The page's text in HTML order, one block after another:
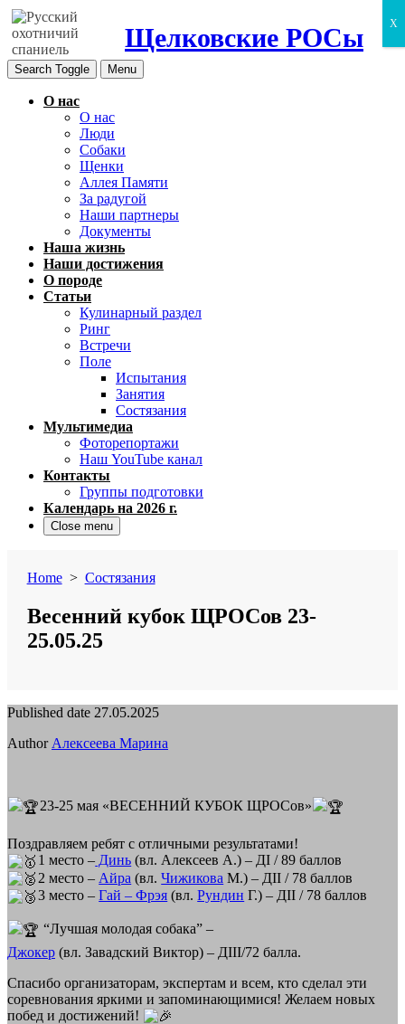
Щелковские РОСы
Search Toggle Menu
О нас
О нас
Люди
Собаки
Щенки
Аллея Памяти
За радугой
Наши партнеры
Документы
Наша жизнь
Наши достижения
О породе
Статьи
Кулинарный раздел
Ринг
Встречи
Поле
Испытания
Занятия
Состязания
Мультимедиа
Фоторепортажи
Наш YouTube канал
Контакты
Группы подготовки
Календарь на 2026 г.
Close menu
Home> Состязания
Весенний кубок ЩРОСов 23-
25.05.25
Published date 27.05.2025
Author Алексеева Марина
23-25 мая «ВЕСЕННИЙ КУБОК ЩРОСов»
Поздравляем ребят с отличными результатами!
1 место – Динь (вл. Алексеев А.) – ДI / 89 баллов
2 место – Айра (вл.Чижикова М.) – ДII / 78 баллов
3 место –Гай – Фрэя (вл.Рундин Г.) – ДII / 78 баллов
“Лучшая молодая собака” –
Джокер (вл. Завадский Виктор) – ДIII/72 балла.
Спасибо организаторам, экспертам и всем, кто сделал эти
соревнования яркими и запоминающимися! Желаем новых
побед и достижений!
X